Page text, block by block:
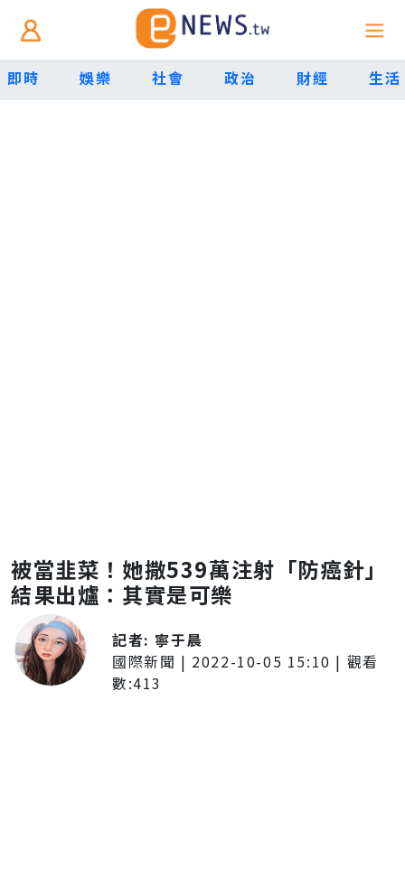
即時 娛樂 社會 政治 財經 生活
被當韭菜！她撒539萬注射「防癌針」
結果出爐：其實是可樂
記者: 寧于晨
國際新聞 | 2022-10-05 15:10 | 觀看
數:413